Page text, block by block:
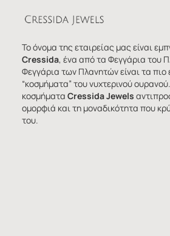
Το όνομα της εταιρείας μας είναι
Cressida, ένα από τα Φεγγάρια του
Φεγγάρια των Πλανητών είναι τα
“κοσμήματα” του νυχτερινού
κοσμήματα Cressida Jewels
ομορφιά και τη μοναδικότητα που
του.